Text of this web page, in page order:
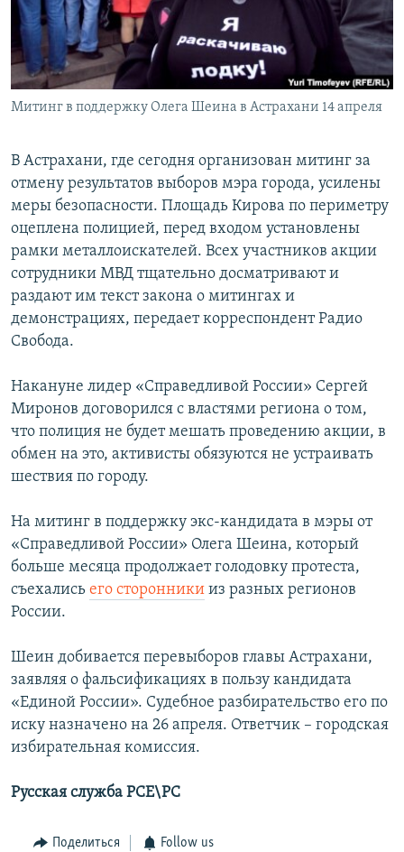
Митинг в поддержку Олега Шеина в Астрахани 14 апреля
В Астрахани, где сегодня организован митинг за
отмену результатов выборов мэра города, усилены
меры безопасности. Площадь Кирова по периметру
оцеплена полицией, перед входом установлены
рамки металлоискателей. Всех участников акции
сотрудники МВД тщательно досматривают и
раздают им текст закона о митингах и
демонстрациях, передает корреспондент Радио
Свобода.
Накануне лидер «Справедливой России» Сергей
Миронов договорился с властями региона о том,
что полиция не будет мешать проведению акции, в
обмен на это, активисты обязуются не устраивать
шествия по городу.
На митинг в поддержку экс-кандидата в мэры от
«Справедливой России» Олега Шеина, который
больше месяца продолжает голодовку протеста,
съехались его сторонники из разных регионов
России.
Шеин добивается перевыборов главы Астрахани,
заявляя о фальсификациях в пользу кандидата
«Единой России». Судебное разбирательство его по
иску назначено на 26 апреля. Ответчик – городская
избирательная комиссия.
Русская служба РСЕ\РС
Поделиться Follow us